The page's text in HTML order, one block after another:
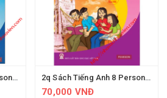
2q sách Tiếng Anh 9 Person (T1 & T2) 2q Sách Tiếng Anh 8 Person (T1 & T2)
70,000 VNĐ